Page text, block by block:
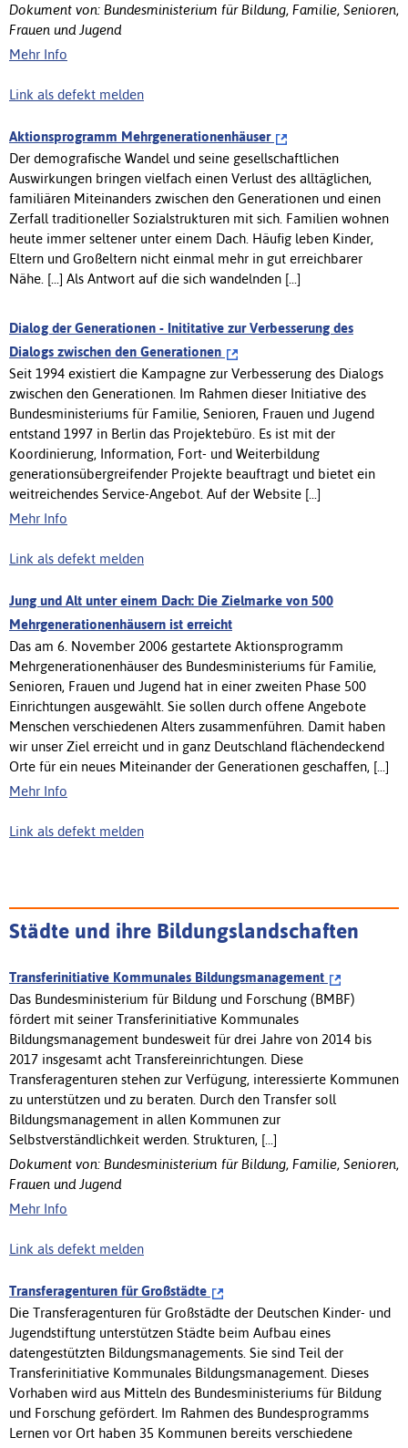
Dokument von: Bundesministerium für Bildung, Familie, Senioren,
Frauen und Jugend
Mehr Info
Link als defekt melden
Aktionsprogramm Mehrgenerationenhäuser
Der demografische Wandel und seine gesellschaftlichen
Auswirkungen bringen vielfach einen Verlust des alltäglichen,
familiären Miteinanders zwischen den Generationen und einen
Zerfall traditioneller Sozialstrukturen mit sich. Familien wohnen
heute immer seltener unter einem Dach. Häufig leben Kinder,
Eltern und Großeltern nicht einmal mehr in gut erreichbarer
Nähe. [...] Als Antwort auf die sich wandelnden [...]
Dialog der Generationen - Inititative zur Verbesserung des
Dialogs zwischen den Generationen
Seit 1994 existiert die Kampagne zur Verbesserung des Dialogs
zwischen den Generationen. Im Rahmen dieser Initiative des
Bundesministeriums für Familie, Senioren, Frauen und Jugend
entstand 1997 in Berlin das Projektebüro. Es ist mit der
Koordinierung, Information, Fort- und Weiterbildung
generationsübergreifender Projekte beauftragt und bietet ein
weitreichendes Service-Angebot. Auf der Website [...]
Mehr Info
Link als defekt melden
Jung und Alt unter einem Dach: Die Zielmarke von 500
Mehrgenerationenhäusern ist erreicht
Das am 6. November 2006 gestartete Aktionsprogramm
Mehrgenerationenhäuser des Bundesministeriums für Familie,
Senioren, Frauen und Jugend hat in einer zweiten Phase 500
Einrichtungen ausgewählt. Sie sollen durch offene Angebote
Menschen verschiedenen Alters zusammenführen. Damit haben
wir unser Ziel erreicht und in ganz Deutschland flächendeckend
Orte für ein neues Miteinander der Generationen geschaffen, [...]
Mehr Info
Link als defekt melden
Städte und ihre Bildungslandschaften
Transferinitiative Kommunales Bildungsmanagement
Das Bundesministerium für Bildung und Forschung (BMBF)
fördert mit seiner Transferinitiative Kommunales
Bildungsmanagement bundesweit für drei Jahre von 2014 bis
2017 insgesamt acht Transfereinrichtungen. Diese
Transferagenturen stehen zur Verfügung, interessierte Kommunen
zu unterstützen und zu beraten. Durch den Transfer soll
Bildungsmanagement in allen Kommunen zur
Selbstverständlichkeit werden. Strukturen, [...]
Dokument von: Bundesministerium für Bildung, Familie, Senioren,
Frauen und Jugend
Mehr Info
Link als defekt melden
Transferagenturen für Großstädte
Die Transferagenturen für Großstädte der Deutschen Kinder- und
Jugendstiftung unterstützen Städte beim Aufbau eines
datengestützten Bildungsmanagements. Sie sind Teil der
Transferinitiative Kommunales Bildungsmanagement. Dieses
Vorhaben wird aus Mitteln des Bundesministeriums für Bildung
und Forschung gefördert. Im Rahmen des Bundesprogramms
Lernen vor Ort haben 35 Kommunen bereits verschiedene